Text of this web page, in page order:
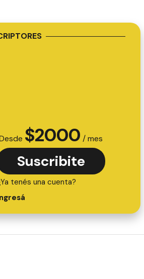
$2000 / mes
Suscribite
tenés una cuenta?